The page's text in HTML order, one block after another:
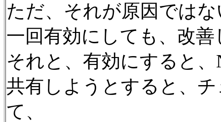
ただ、それが原因では
一回有効にしても、改
それと、有効にすると、
共有しようとすると、
て、